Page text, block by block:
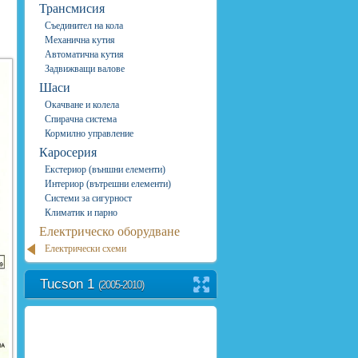
Трансмисия
Съединител на кола
Механична кутия
Автоматична кутия
Задвижващи валове
Шаси
Окачване и колела
Спирачна система
Кормилно управление
Каросерия
Екстериор (външни елементи)
Интериор (вътрешни елементи)
Системи за сигурност
Климатик и парно
Електрическо оборудване
Електрически схеми
Tucson 1 (2005-2010)